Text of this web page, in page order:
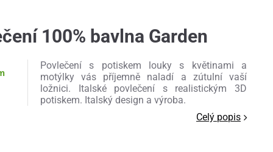
100% bavlna Garden
Povlečení s potiskem louky s květinami a
motýlky vás příjemně naladí a zútulní vaší
ložnici. Italské povlečení s realistickým 3D
potiskem. Italský design a výroba.
Celý popis